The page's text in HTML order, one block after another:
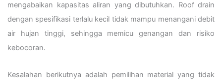
mengabaikan kapasitas aliran yang dibutuhkan. Roof drain
dengan spesifikasi terlalu kecil tidak mampu menangani debit
air hujan tinggi, sehingga memicu genangan dan risiko
kebocoran.
Kesalahan berikutnya adalah pemilihan material yang tidak